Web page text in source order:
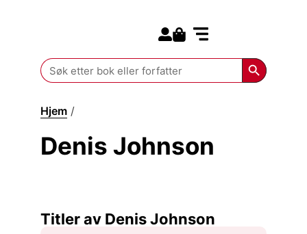
Search
for:
Search
Hjem /
Denis Johnson
Titler av Denis Johnson